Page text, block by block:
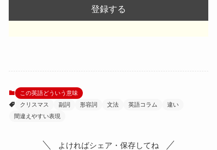
この英語どういう意味
クリスマス
副詞 形容詞 文法 英語コラム
違い
間違えやすい表現
よければシェア・保存してね